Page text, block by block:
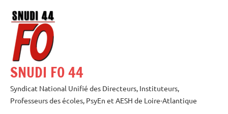
contenu
SNUDI FO 44
Syndicat National Unifié des Directeurs, Instituteurs,
Professeurs des écoles, PsyEn et AESH de Loire-Atlantique